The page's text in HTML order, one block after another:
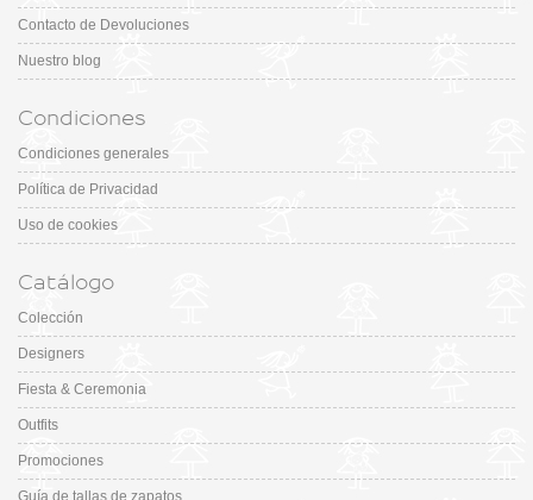
Contacto de Devoluciones
Nuestro blog
Condiciones
Condiciones generales
Política de Privacidad
Uso de cookies
Catálogo
Colección
Designers
Fiesta & Ceremonia
Outfits
Promociones
Guía de tallas de zapatos